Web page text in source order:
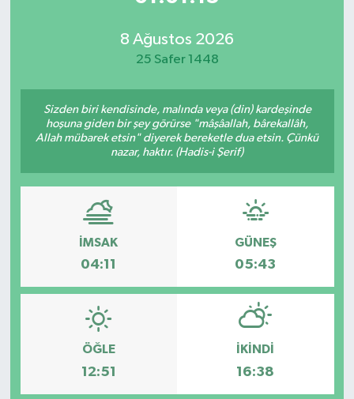
8 Ağustos 2026
25 Safer 1448
Sizden biri kendisinde, malında veya (din) kardeşinde
hoşuna giden bir şey görürse "mâşâallah, bârekallâh,
Allah mübarek etsin" diyerek bereketle dua etsin. Çünkü
nazar, haktır. (Hadis-i Şerif)
İMSAK
04:11
GÜNEŞ
05:43
ÖĞLE
12:51
İKINDI
16:38
Sağlık
Tarih - Kültür - Sanat - Turizm
Yaşam
Tüm Manşetler
Son Dakika Haberleri